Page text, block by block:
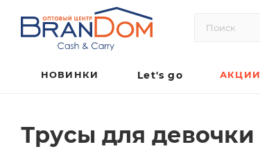
НОВИНКИ Let's go АКЦИИ
Трусы для девочки